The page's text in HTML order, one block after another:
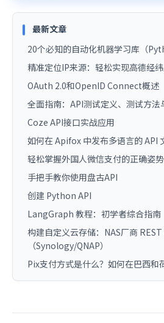
最新文章
20个必知的自动化机器学习库（
精准定位IP来源：轻松实现高德经
OAuth 2.0和OpenID Connect概述
全面指南：API测试定义、测试方法
Coze API接口实战应用
如何在 Apifox 中发布多语言的 API
轻松掌握外国人微信支付的正确姿势
手把手教你使用盘古API
创建 Python API
LangGraph 教程：初学者综合指南
构建自定义云存储：NAS厂商
（Synology/QNAP）
Pix支付方式是什么？如何在巴西和